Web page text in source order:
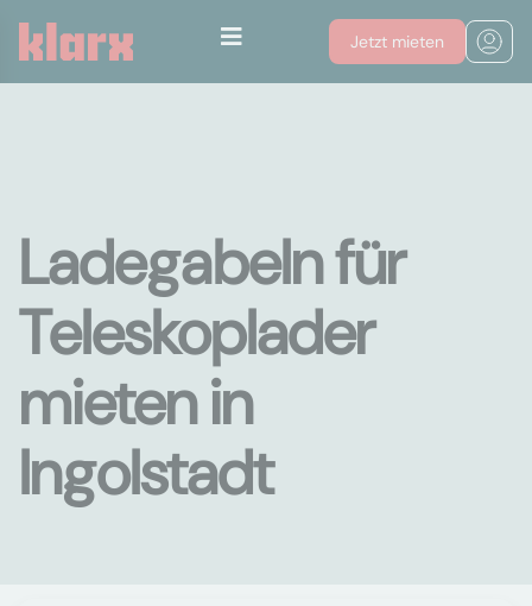
Jetzt mieten
Ladegabeln für
Teleskoplader
mieten in
Ingolstadt